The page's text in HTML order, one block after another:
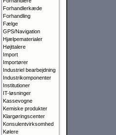
Forhandlerkæde
Forhandling
Fælge
GPS/Navigation
Hjælpematerialer
Højttalere
Import
Importører
Industriel bearbejdning
Industrikomponenter
Institutioner
IT-løsninger
Kassevogne
Kemiske produkter
Klargørings­center
Konsulentvirksomhed
Kølere